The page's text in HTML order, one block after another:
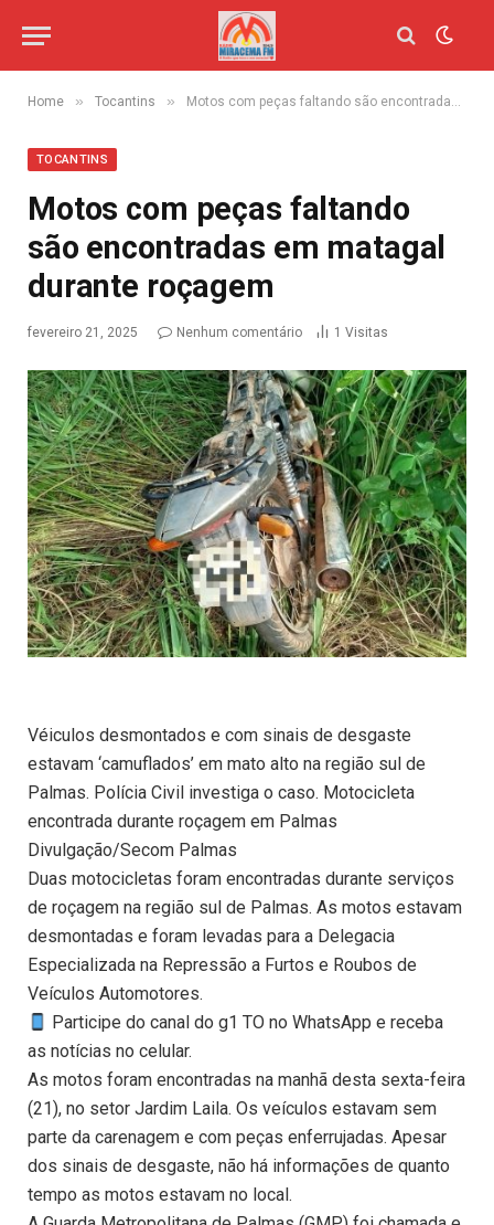
Home » Tocantins » Motos com peças faltando são encontradas em matagal durante roçagem
TOCANTINS
Motos com peças faltando
são encontradas em matagal
durante roçagem
fevereiro 21, 2025 Nenhum comentário 1 Visitas
Véiculos desmontados e com sinais de desgaste
estavam ‘camuflados’ em mato alto na região sul de
Palmas. Polícia Civil investiga o caso. Motocicleta
encontrada durante roçagem em Palmas
Divulgação/Secom Palmas
Duas motocicletas foram encontradas durante serviços
de roçagem na região sul de Palmas. As motos estavam
desmontadas e foram levadas para a Delegacia
Especializada na Repressão a Furtos e Roubos de
Veículos Automotores.
Participe do canal do g1 TO no WhatsApp e receba
as notícias no celular.
As motos foram encontradas na manhã desta sexta-feira
(21), no setor Jardim Laila. Os veículos estavam sem
parte da carenagem e com peças enferrujadas. Apesar
dos sinais de desgaste, não há informações de quanto
tempo as motos estavam no local.